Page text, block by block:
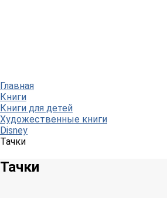
Главная
Книги
Книги для детей
Художественные книги
Disney
Тачки
Тачки